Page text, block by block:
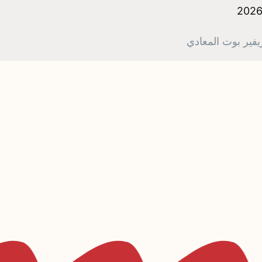
بوت المعادي